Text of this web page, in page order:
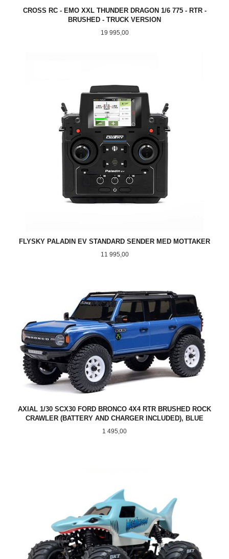
CROSS RC - EMO XXL THUNDER DRAGON 1/6 775 - RTR -
BRUSHED - TRUCK VERSION
Pris
19 995,00
FLYSKY PALADIN EV STANDARD SENDER MED MOTTAKER
Pris
11 995,00
AXIAL 1/30 SCX30 FORD BRONCO 4X4 RTR BRUSHED ROCK
CRAWLER (BATTERY AND CHARGER INCLUDED), BLUE
Pris
1 495,00